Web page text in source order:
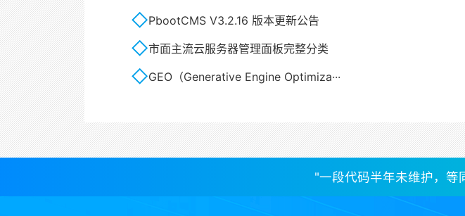
PbootCMS V3.2.16 版本更新公告
市面主流云服务器管理面板完整分类
GEO（Generative Engine Optimiza···
"一段代码半年未维护，